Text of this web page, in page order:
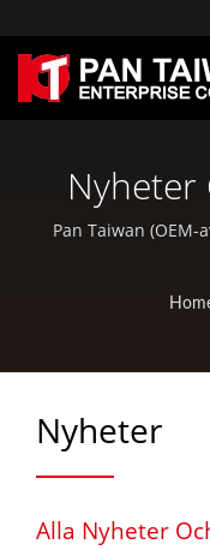
Nyheter
Pan Taiwan (OEM-
tjänster och
Nyheter
Alla Nyheter